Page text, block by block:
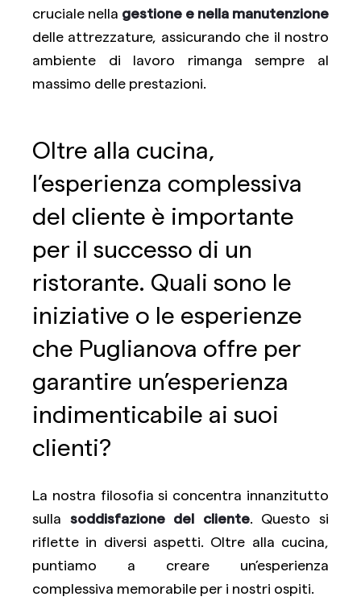
cruciale nella gestione e nella manutenzione
delle attrezzature, assicurando che il nostro
ambiente di lavoro rimanga sempre al
massimo delle prestazioni.
Oltre alla cucina,
l’esperienza complessiva
del cliente è importante
per il successo di un
ristorante. Quali sono le
iniziative o le esperienze
che Puglianova offre per
garantire un’esperienza
indimenticabile ai suoi
clienti?
La nostra filosofia si concentra innanzitutto
sulla soddisfazione del cliente. Questo si
riflette in diversi aspetti. Oltre alla cucina,
puntiamo a creare un’esperienza
complessiva memorabile per i nostri ospiti.